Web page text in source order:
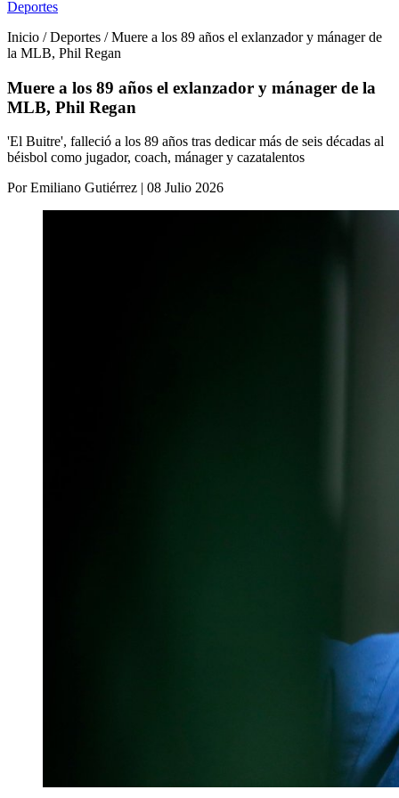
Deportes
Inicio / Deportes / Muere a los 89 años el exlanzador y mánager de
la MLB, Phil Regan
Muere a los 89 años el exlanzador y mánager de la
MLB, Phil Regan
'El Buitre', falleció a los 89 años tras dedicar más de seis décadas al
béisbol como jugador, coach, mánager y cazatalentos
Por Emiliano Gutiérrez | 08 Julio 2026